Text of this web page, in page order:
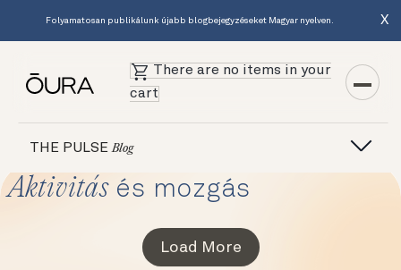
Folyamatosan publikálunk újabb blogbejegyzéseket Magyar nyelven. X
There are no items in your
cart
THE PULSEBlog
Aktivitásés mozgás
Load More